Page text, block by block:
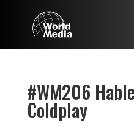
#WM206
Coldplay